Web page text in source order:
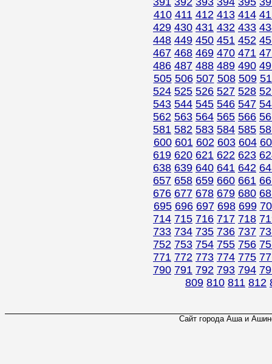
410 411 412 413 414
429 430 431 432 433
448 449 450 451 452
467 468 469 470 471
486 487 488 489 490
505 506 507 508 509
524 525 526 527 528
543 544 545 546 547
562 563 564 565 566
581 582 583 584 585
600 601 602 603 604
619 620 621 622 623
638 639 640 641 642
657 658 659 660 661
676 677 678 679 680
695 696 697 698 699
714 715 716 717 718
733 734 735 736 737
752 753 754 755 756
771 772 773 774 775
790 791 792 793 794
809 810 811 812
Сайт города Аша и